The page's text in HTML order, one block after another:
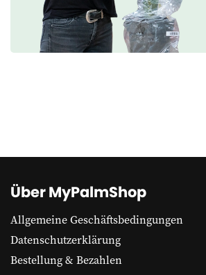
Über MyPalmShop
Allgemeine Geschäftsbedingungen
Datenschutzerklärung
Bestellung & Bezahlen